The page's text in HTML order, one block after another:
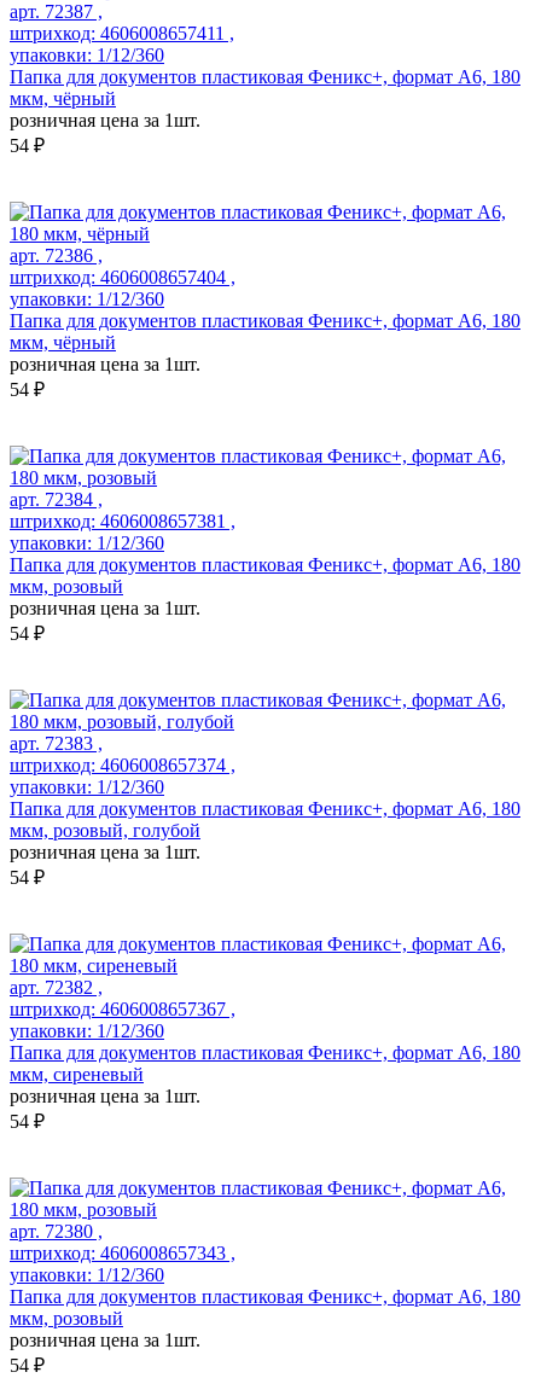
арт. 72387 ,
штрихкод: 4606008657411 ,
упаковки: 1/12/360
Папка для документов пластиковая Феникс+, формат А6, 180
мкм, чёрный
розничная цена за 1шт.
54 ₽
арт. 72386 ,
штрихкод: 4606008657404 ,
упаковки: 1/12/360
Папка для документов пластиковая Феникс+, формат А6, 180
мкм, чёрный
розничная цена за 1шт.
54 ₽
арт. 72384 ,
штрихкод: 4606008657381 ,
упаковки: 1/12/360
Папка для документов пластиковая Феникс+, формат А6, 180
мкм, розовый
розничная цена за 1шт.
54 ₽
арт. 72383 ,
штрихкод: 4606008657374 ,
упаковки: 1/12/360
Папка для документов пластиковая Феникс+, формат А6, 180
мкм, розовый, голубой
розничная цена за 1шт.
54 ₽
арт. 72382 ,
штрихкод: 4606008657367 ,
упаковки: 1/12/360
Папка для документов пластиковая Феникс+, формат А6, 180
мкм, сиреневый
розничная цена за 1шт.
54 ₽
арт. 72380 ,
штрихкод: 4606008657343 ,
упаковки: 1/12/360
Папка для документов пластиковая Феникс+, формат А6, 180
мкм, розовый
розничная цена за 1шт.
54 ₽